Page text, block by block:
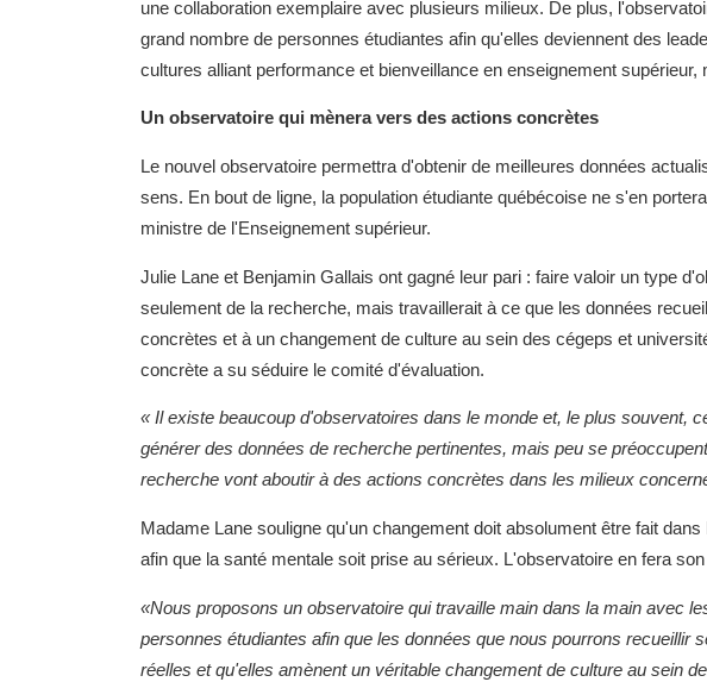
une collaboration exemplaire avec plusieurs milieux. De plus,
grand nombre de personnes étudiantes afin qu'elles deviennent des
cultures alliant performance et bienveillance en enseignement
Un observatoire qui mènera vers des actions concrètes
Le nouvel observatoire permettra d'obtenir de meilleures données
sens. En bout de ligne, la population étudiante québécoise ne s'en
ministre de l'Enseignement supérieur.
Julie Lane et Benjamin Gallais ont gagné leur pari : faire valoir un type
seulement de la recherche, mais travaillerait à ce que les données
concrètes et à un changement de culture au sein des cégeps et
concrète a su séduire le comité d'évaluation.
« Il existe beaucoup d'observatoires dans le monde et, le plus souvent,
générer des données de recherche pertinentes, mais peu se
recherche vont aboutir à des actions concrètes dans les milieux
Madame Lane souligne qu'un changement doit absolument être fait
afin que la santé mentale soit prise au sérieux. L'observatoire en fera
«Nous proposons un observatoire qui travaille main dans la main avec
personnes étudiantes afin que les données que nous pourrons recueillir
réelles et qu'elles amènent un véritable changement de culture au sein